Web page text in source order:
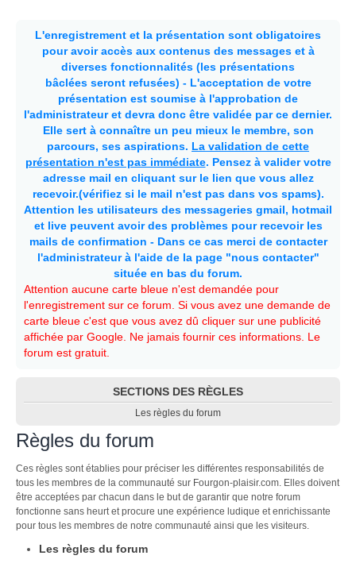
L'enregistrement et la présentation sont obligatoires
pour avoir accès aux contenus des messages et à
diverses fonctionnalités (les présentations
bâclées seront refusées) - L'acceptation de votre
présentation est soumise à l'approbation de
l'administrateur et devra donc être validée par ce dernier.
Elle sert à connaître un peu mieux le membre, son
parcours, ses aspirations. La validation de cette
présentation n'est pas immédiate. Pensez à valider votre
adresse mail en cliquant sur le lien que vous allez
recevoir.(vérifiez si le mail n'est pas dans vos spams).
Attention les utilisateurs des messageries gmail, hotmail
et live peuvent avoir des problèmes pour recevoir les
mails de confirmation - Dans ce cas merci de contacter
l'administrateur à l'aide de la page "nous contacter"
située en bas du forum.
Attention aucune carte bleue n'est demandée pour
l'enregistrement sur ce forum. Si vous avez une demande de
carte bleue c'est que vous avez dû cliquer sur une publicité
affichée par Google. Ne jamais fournir ces informations. Le
forum est gratuit.
SECTIONS DES RÈGLES
Les règles du forum
Règles du forum
Ces règles sont établies pour préciser les différentes responsabilités de
tous les membres de la communauté sur Fourgon-plaisir.com. Elles doivent
être acceptées par chacun dans le but de garantir que notre forum
fonctionne sans heurt et procure une expérience ludique et enrichissante
pour tous les membres de notre communauté ainsi que les visiteurs.
Les règles du forum